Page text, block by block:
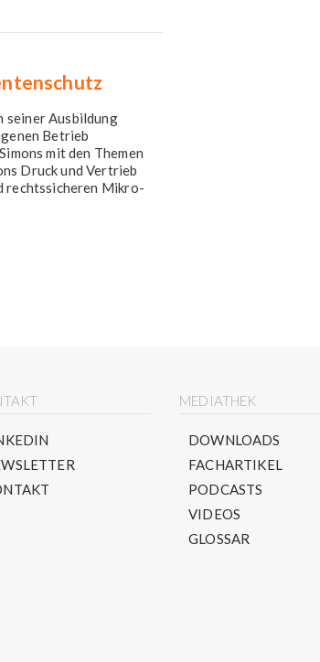
seiner Ausbildung
Betrieb
mit den Themen
Druck und Vertrieb
rechtssicheren Mikro-
MEDIATHEK
DOWNLOADS
FACHARTIKEL
PODCASTS
VIDEOS
GLOSSAR